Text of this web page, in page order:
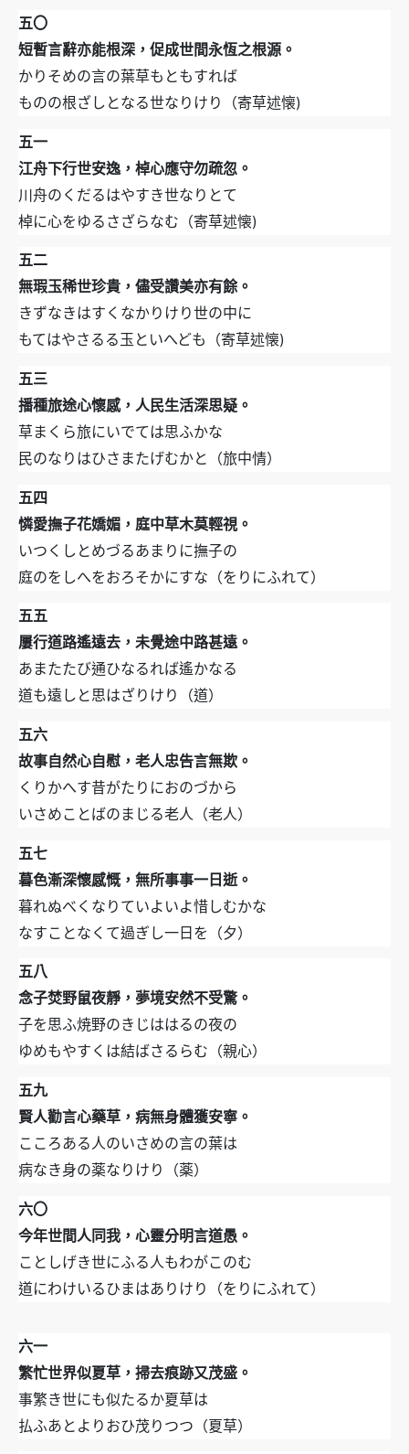
五〇
短暫言辭亦能根深，促成世間永恆之根源。
かりそめの言の葉草もともすれば
ものの根ざしとなる世なりけり（寄草述懐)
五一
江舟下行世安逸，棹心應守勿疏忽。
川舟のくだるはやすき世なりとて
棹に心をゆるさざらなむ（寄草述懐)
五二
無瑕玉稀世珍貴，儘受讚美亦有餘。
きずなきはすくなかりけり世の中に
もてはやさるる玉といへども（寄草述懐)
五三
播種旅途心懷感，人民生活深思疑。
草まくら旅にいでては思ふかな
民のなりはひさまたげむかと（旅中情）
五四
憐愛撫子花嬌媚，庭中草木莫輕視。
いつくしとめづるあまりに撫子の
庭のをしへをおろそかにすな（をりにふれて）
五五
屢行道路遙遠去，未覺途中路甚遠。
あまたたび通ひなるれば遙かなる
道も遠しと思はざりけり（道）
五六
故事自然心自慰，老人忠告言無欺。
くりかへす昔がたりにおのづから
いさめことばのまじる老人（老人）
五七
暮色漸深懷感慨，無所事事一日逝。
暮れぬべくなりていよいよ惜しむかな
なすことなくて過ぎし一日を（夕）
五八
念子焚野鼠夜靜，夢境安然不受驚。
子を思ふ焼野のきじははるの夜の
ゆめもやすくは結ばさるらむ（親心）
五九
賢人勸言心藥草，病無身體獲安寧。
こころある人のいさめの言の葉は
病なき身の薬なりけり（薬）
六〇
今年世間人同我，心靈分明言道愚。
ことしげき世にふる人もわがこのむ
道にわけいるひまはありけり（をりにふれて）
六一
繁忙世界似夏草，掃去痕跡又茂盛。
事繁き世にも似たるか夏草は
払ふあとよりおひ茂りつつ（夏草）